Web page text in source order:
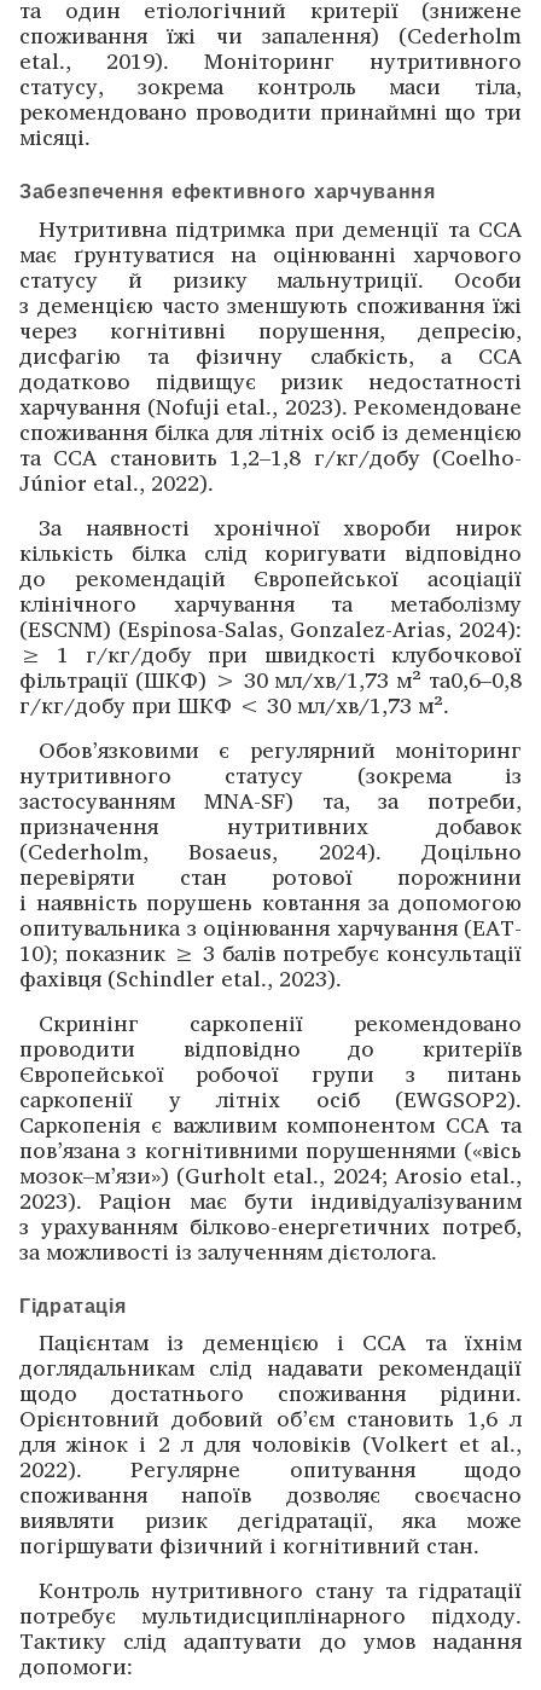
та один етіологічний критерії (знижене
споживання їжі чи запалення) (Cederholm
etal., 2019). Моніторинг нутритивного
статусу, зокрема контроль маси тіла,
рекомендовано проводити принаймні що три
місяці.
Забезпечення ефективного харчування
Нутритивна підтримка при деменції та ССА
має ґрунтуватися на оцінюванні харчового
статусу й ризику мальнутриції. Особи
з деменцією часто зменшують споживання їжі
через когнітивні порушення, депресію,
дисфагію та фізичну слабкість, а ССА
додатково підвищує ризик недос­татності
харчування (Nofuji etal., 2023). Рекомендоване
споживання білка для літніх осіб із деменцією
та ССА становить 1,2–1,8 г/кг/добу (Coelho-
Júnior etal., 2022).
За наявності хронічної хвороби нирок
кількість білка слід коригувати відповідно
до рекомендацій Європейської асоціації
клінічного харчування та метаболізму
(ESCNM) (Espinosa-Salas, Gonzalez-Arias, 2024):
≥ 1 г/кг/добу при швидкості клубочкової
фільтрації (ШКФ) > 30 мл/хв/1,73 м² та0,6–0,8
г/кг/добу при ШКФ < 30 мл/хв/1,73 м².
Обов’язковими є регулярний моніторинг
нутритивного статусу (зокрема із
застосуванням MNA-SF) та, за потреби,
призначення нутритивних добавок
(Cederholm, Bosaeus, 2024). Доцільно
перевіряти стан ротової порожнини
і наявність порушень ковтання за допомогою
опитувальника з оцінювання харчування (EAT-
10); показник ≥ 3 балів потребує консультації
фахівця (Schindler etal., 2023).
Скринінг саркопенії рекомендовано
проводити відповідно до критеріїв
Європейської робочої групи з питань
саркопенії у літніх осіб (EWGSOP2).
Саркопенія є важливим компонентом ССА та
пов’язана з когнітивними порушеннями («вісь
мозок–м’язи») (Gurholt etal., 2024; Arosio etal.,
2023). Раціон має бути індивідуалізуваним
з урахуванням білково-енергетичних потреб,
за можливості із залученням дієтолога.
Гідратація
Пацієнтам із деменцією і ССА та їхнім
доглядальникам слід надавати рекомендації
щодо достатнього споживання рідини.
Орієнтовний добовий об’єм становить 1,6 л
для жінок і 2 л для чоловіків (Volkert et al.,
2022). Регулярне опитування щодо
споживання напоїв дозволяє своєчасно
виявляти ризик дегідратації, яка може
погіршувати фізичний і когнітивний стан.
Контроль нутритивного стану та гідратації
потребує мультидисциплінарного підходу.
Тактику слід адаптувати до умов надання
допомоги: